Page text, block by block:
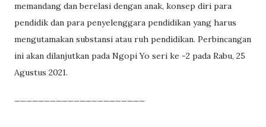
memandang dan berelasi dengan anak, konsep diri para
pendidik dan para penyelenggara pendidikan yang harus
mengutamakan substansi atau ruh pendidikan. Perbincangan
ini akan dilanjutkan pada Ngopi Yo seri ke -2 pada Rabu, 25
Agustus 2021.